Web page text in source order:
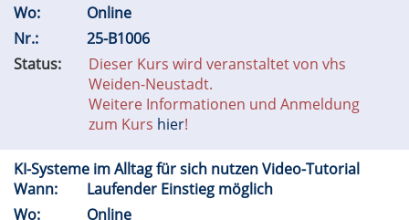
Wo:
Online
Nr.:
25-B1006
Status:
Dieser Kurs wird veranstaltet von vhs
Weiden-Neustadt.
Weitere Informationen und Anmeldung
zum Kurs hier!
KI-Systeme im Alltag für sich nutzen Video-Tutorial
Wann:
Laufender Einstieg möglich
Wo:
Online